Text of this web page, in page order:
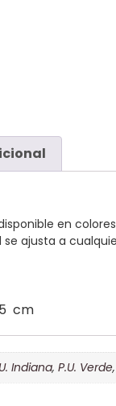
en
ajusta a
cm
Indiana, P.U. Verde,